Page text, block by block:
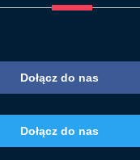
Dołącz do nas
Dołącz do nas